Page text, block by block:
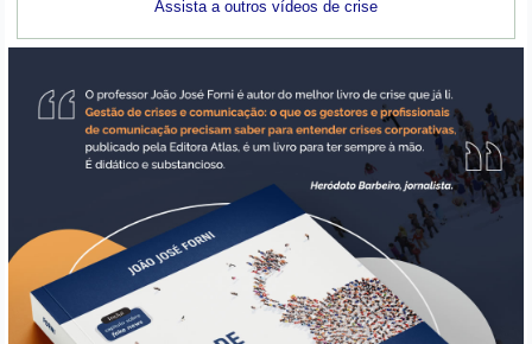
Assista a outros vídeos de crise